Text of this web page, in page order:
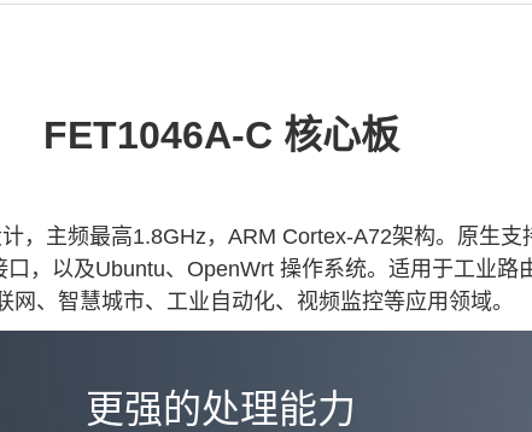
FET1046A-C 核心板
，主频最高1.8GHz， ARM Cortex-A72架构。原生支
，以及Ubuntu、OpenWrt 操作系统。适用于工业路
网、 智慧城市、工业自动化、视频监控等应用领域。
更强的处理能力